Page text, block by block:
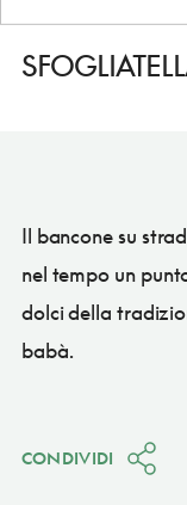
Il bancone su
nel tempo un
dolci della
babà.
CONDIVIDI